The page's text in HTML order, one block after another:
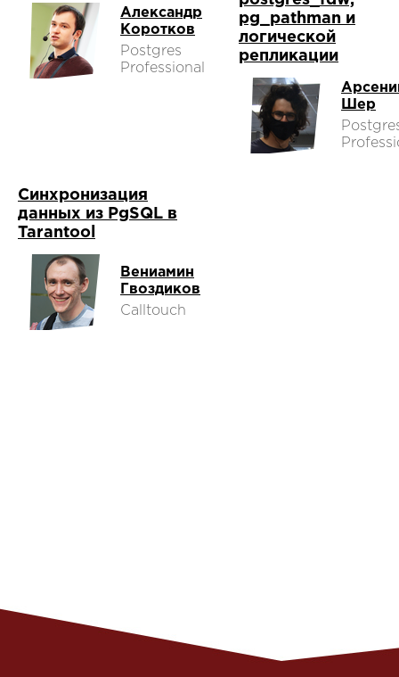
Александр
Коротков
Postgres
Professional
pg_pathman и
логической
репликации
Шер
Синхронизация
данных из PgSQL в
Tarantool
Вениамин
Гвоздиков
Calltouch